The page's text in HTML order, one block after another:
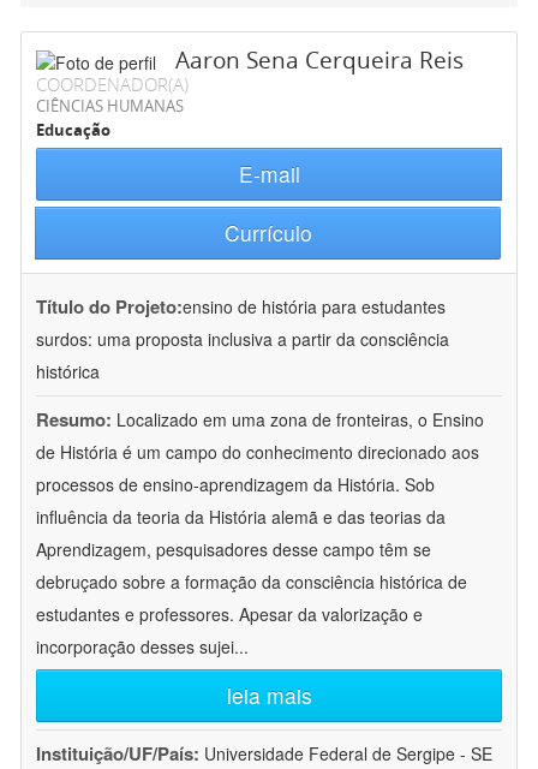
Aaron Sena Cerqueira Reis
COORDENADOR(A)
CIÊNCIAS HUMANAS
Educação
E-mail
Currículo
Título do Projeto:ensino de história para estudantes
surdos: uma proposta inclusiva a partir da consciência
histórica
Resumo: Localizado em uma zona de fronteiras, o Ensino
de História é um campo do conhecimento direcionado aos
processos de ensino-aprendizagem da História. Sob
influência da teoria da História alemã e das teorias da
Aprendizagem, pesquisadores desse campo têm se
debruçado sobre a formação da consciência histórica de
estudantes e professores. Apesar da valorização e
incorporação desses sujei...
leia mais
Instituição/UF/País: Universidade Federal de Sergipe - SE